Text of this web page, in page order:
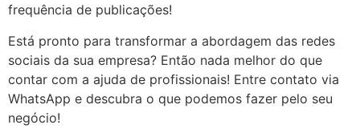
frequência de publicações!
Está pronto para transformar a abordagem das redes
sociais da sua empresa? Então nada melhor do que
contar com a ajuda de profissionais! Entre contato via
WhatsApp e descubra o que podemos fazer pelo seu
negócio!